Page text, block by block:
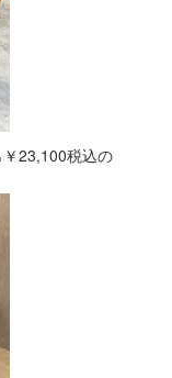
23,100税込の